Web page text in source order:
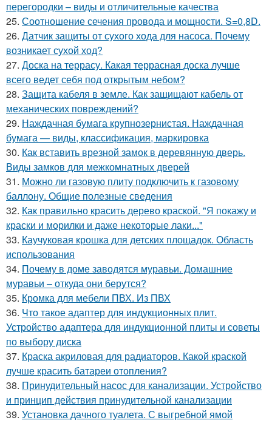
перегородки – виды и отличительные качества
25. Соотношение сечения провода и мощности. S=0,8D.
26. Датчик защиты от сухого хода для насоса. Почему
возникает сухой ход?
27. Доска на террасу. Какая террасная доска лучше
всего ведет себя под открытым небом?
28. Защита кабеля в земле. Как защищают кабель от
механических повреждений?
29. Наждачная бумага крупнозернистая. Наждачная
бумага — виды, классификация, маркировка
30. Как вставить врезной замок в деревянную дверь.
Виды замков для межкомнатных дверей
31. Можно ли газовую плиту подключить к газовому
баллону. Общие полезные сведения
32. Как правильно красить дерево краской. "Я покажу и
краски и морилки и даже некоторые лаки..."
33. Каучуковая крошка для детских площадок. Область
использования
34. Почему в доме заводятся муравьи. Домашние
муравьи – откуда они берутся?
35. Кромка для мебели ПВХ. Из ПВХ
36. Что такое адаптер для индукционных плит.
Устройство адаптера для индукционной плиты и советы
по выбору диска
37. Краска акриловая для радиаторов. Какой краской
лучше красить батареи отопления?
38. Принудительный насос для канализации. Устройство
и принцип действия принудительной канализации
39. Установка дачного туалета. С выгребной ямой